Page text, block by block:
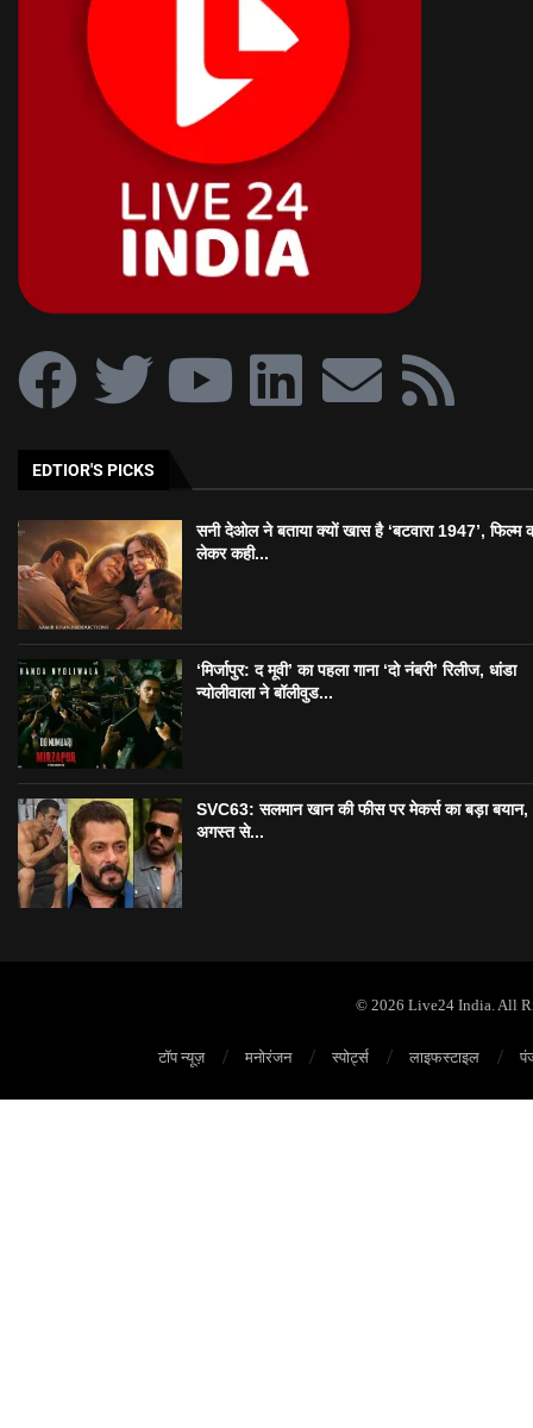
EDTIOR'S PICKS
सनी देओल ने बताया क्यों खास है ‘बटवारा 1947’, फिल्म
लेकर कही...
‘मिर्जापुर: द मूवी’ का पहला गाना ‘दो नंबरी’ रिलीज, धांडा
न्योलीवाला ने बॉलीवुड...
SVC63: सलमान खान की फीस पर मेकर्स का बड़ा बयान,
अगस्त से...
© 2026 Live24 India. All
टॉप न्यूज़ मनोरंजन स्पोर्ट्स लाइफस्टाइल